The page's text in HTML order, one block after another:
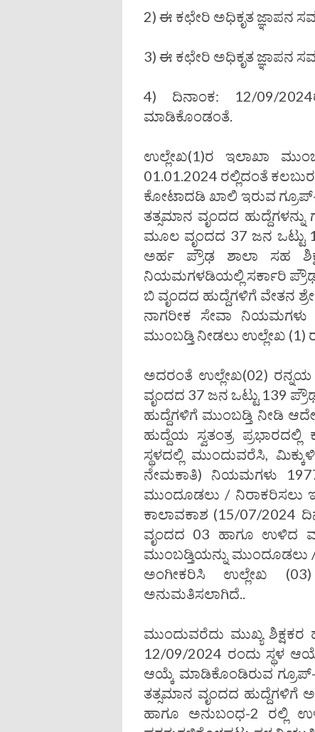
2) ಈ ಕಛೇರಿ ಅಧಿಕೃತ ಜ್ಞಾಪನ
3) ಈ ಕಛೇರಿ ಅಧಿಕೃತ ಜ್ಞಾಪನ
4) ದಿನಾಂಕ: 12/09/
ಮಾಡಿಕೊಂಡಂತೆ.
ಉಲ್ಲೇಖ(1)ರ ಇಲಾಖಾ
01.01.2024 ರಲ್ಲಿದಂತೆ
ಕೋಟಾದಡಿ ಖಾಲಿ ಇರುವ ಗ್ರೂಪ್-
ತತ್ಸಮಾನ ವೃಂದದ
ಮೂಲ ವೃಂದದ 37 ಜನ ಒಟ್ಟು
ಅರ್ಹ ಪ್ರೌಢ ಶಾಲಾ ಸಹ
ನಿಯಮಗಳಡಿಯಲ್ಲಿ ಸರ್ಕಾರಿ ಪ್ರೌಢ
ಬಿ ವೃಂದದ ಹುದ್ದೆಗಳಿಗೆ ವೇತನ
ನಾಗರೀಕ ಸೇವಾ
ಮುಂಬಡ್ತಿ ನೀಡಲು ಉಲ್ಲೇಖ
ಅದರಂತೆ ಉಲ್ಲೇಖ(02)
ವೃಂದದ 37 ಜನ ಒಟ್ಟು 139
ಹುದ್ದೆಗಳಿಗೆ ಮುಂಬಡ್ತಿ ನೀಡಿ
ಹುದ್ದೆಯ ಸ್ವತಂತ್ರ
ಸ್ಥಳದಲ್ಲಿ ಮುಂದುವರೆಸಿ,
ನೇಮಕಾತಿ) ನಿಯಮಗಳು
ಮುಂದೂಡಲು / ನಿರಾಕರಿಸಲು
ಕಾಲಾವಕಾಶ (15/07/2024
ವೃಂದದ 03 ಹಾಗೂ ಉಳಿದ
ಮುಂಬಡ್ತಿಯನ್ನು ಮುಂದೂಡಲು
ಅಂಗೀಕರಿಸಿ ಉಲ್ಲೇಖ
ಅನುಮತಿಸಲಾಗಿದೆ..
ಮುಂದುವರೆದು ಮುಖ್ಯ ಶಿಕ್ಷಕರ
12/09/2024 ರಂದು ಸ್ಥಳ
ಆಯ್ಕೆ ಮಾಡಿಕೊಂಡಿರುವ ಗ್ರೂಪ್-
ತತ್ಸಮಾನ ವೃಂದದ ಹುದ್ದೆಗಳಿಗೆ
ಹಾಗೂ ಅನುಬಂಧ-2 ರಲ್ಲಿ